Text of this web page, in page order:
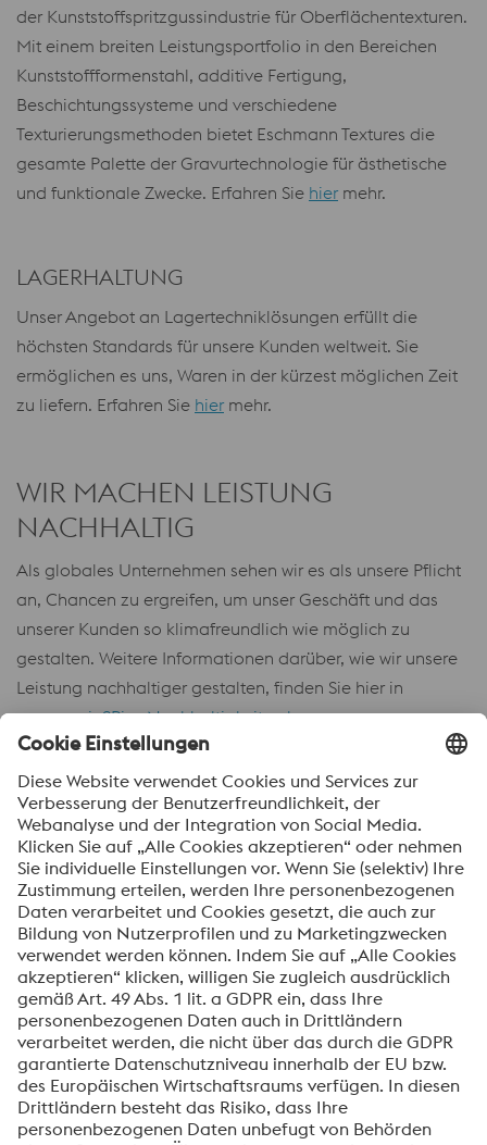
der Kunststoffspritzgussindustrie für Oberflächentexturen.
Mit einem breiten Leistungsportfolio in den Bereichen
Kunststoffformenstahl, additive Fertigung,
Beschichtungssysteme und verschiedene
Texturierungsmethoden bietet Eschmann Textures die
gesamte Palette der Gravurtechnologie für ästhetische
und funktionale Zwecke. Erfahren Sie hier mehr.
LAGERHALTUNG
Unser Angebot an Lagertechniklösungen erfüllt die
höchsten Standards für unsere Kunden weltweit. Sie
ermöglichen es uns, Waren in der kürzest möglichen Zeit
zu liefern. Erfahren Sie hier mehr.
WIR MACHEN LEISTUNG
NACHHALTIG
Als globales Unternehmen sehen wir es als unsere Pflicht
an, Chancen zu ergreifen, um unser Geschäft und das
unserer Kunden so klimafreundlich wie möglich zu
gestalten. Weitere Informationen darüber, wie wir unsere
Leistung nachhaltiger gestalten, finden Sie hier in
unsereminSPire-Nachhaltigkeitsrahmen.
UNSERE EXPERTEN SIND BEREIT,
IHNEN ZU HELFEN!
Sind Sie bereit, unser Know-how und unser umfassendes
Angebot an Engineered Products für den
Kunststoffspritzguss zu nutzen? Wenn Sie den
Optimismus von Simon Sinek teilen und einen Mehrwert
für Ihre Kunden schaffen und dadurch Ihre Gewinne
steigern wollen, stehen unsere Experten bereit, um Ihnen
zu helfen.
Sie können sie unten kontaktieren: